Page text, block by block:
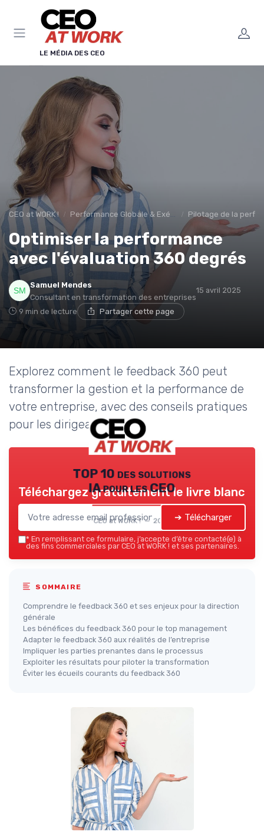
LE MÉDIA DES CEO
CEO at WORK ! Performance Globale & Exécution Pilotage de la
Optimiser la performance
avec l'évaluation 360 degrés
Samuel Mendes
Consultant en transformation des entreprises
15 avril 2025
9 min de lecture Partager cette page
Explorez comment le feedback 360 peut
transformer la gestion et la performance de
votre entreprise, avec des conseils pratiques
pour les dirigeants.
TOP 10 des solutions
IA pour les CEO
CEO at WORK ! — 2026
Téléchargez gratuitement le livre blanc
➔ Télécharger
* En remplissant ce formulaire, j’accepte d’être contacté(e) à
des fins commerciales par CEO at WORK ! et ses partenaires.
SOMMAIRE
Comprendre le feedback 360 et ses enjeux pour la direction
générale
Les bénéfices du feedback 360 pour le top management
Adapter le feedback 360 aux réalités de l’entreprise
Impliquer les parties prenantes dans le processus
Exploiter les résultats pour piloter la transformation
Éviter les écueils courants du feedback 360
Panneau de gestion des cookies